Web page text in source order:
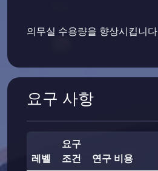
의무실 수용량을 향상시킵니다
요구 사항
레벨
요구
조건
연구 비용